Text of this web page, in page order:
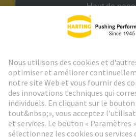
Haut de page
Aller à l'inscription